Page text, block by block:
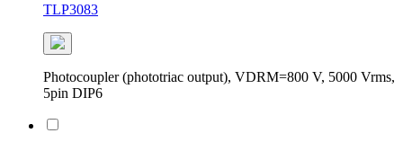
TLP3083
Photocoupler (phototriac output), VDRM=800 V, 5000 Vrms,
5pin DIP6